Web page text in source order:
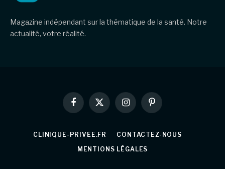
Magazine indépendant sur la thématique de la santé. Notre
actualité, votre réalité.
Facebook
X
(Twitter)
InstagramPinterest
CLINIQUE-PRIVEE.FR
CONTACTEZ-NOUS
MENTIONS LÉGALES